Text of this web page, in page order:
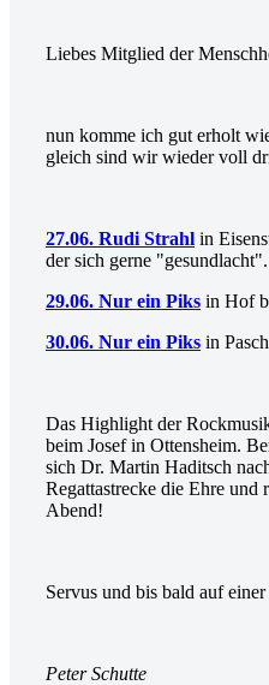
Liebes Mitglied der
nun komme ich gut erholt
gleich sind wir wieder voll
27.06. Rudi Strahl in
der sich gerne "gesundlacht".
29.06. Nur ein Piks in Hof
30.06. Nur ein Piks in
Das Highlight der
beim Josef in Ottensheim.
sich Dr. Martin Haditsch
Regattastrecke die Ehre
Abend!
Servus und bis bald auf
Peter Schutte